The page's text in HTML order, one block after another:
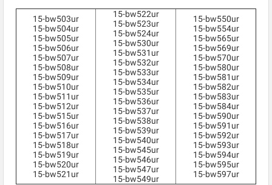
15-bw503ur
15-bw504ur
15-bw505ur
15-bw506ur
15-bw507ur
15-bw508ur
15-bw509ur
15-bw510ur
15-bw511ur
15-bw512ur
15-bw515ur
15-bw516ur
15-bw517ur
15-bw518ur
15-bw519ur
15-bw520ur
15-bw521ur
15-bw522ur
15-bw523ur
15-bw524ur
15-bw530ur
15-bw531ur
15-bw532ur
15-bw533ur
15-bw534ur
15-bw535ur
15-bw536ur
15-bw537ur
15-bw538ur
15-bw539ur
15-bw540ur
15-bw545ur
15-bw546ur
15-bw547ur
15-bw549ur
15-bw550ur
15-bw554ur
15-bw565ur
15-bw569ur
15-bw570ur
15-bw580ur
15-bw581ur
15-bw582ur
15-bw583ur
15-bw584ur
15-bw590ur
15-bw591ur
15-bw592ur
15-bw593ur
15-bw594ur
15-bw595ur
15-bw597ur